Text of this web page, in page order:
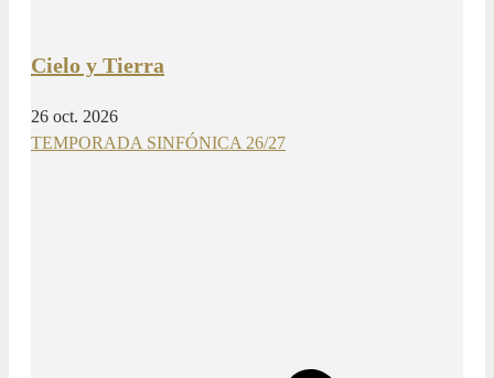
Cielo y Tierra
26 oct. 2026
TEMPORADA SINFÓNICA 26/27